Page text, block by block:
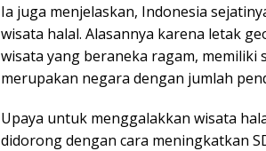
Ia juga menjelaskan, Indonesia
wisata halal. Alasannya karena letak
wisata yang beraneka ragam, memiliki
merupakan negara dengan jumlah
Upaya untuk menggalakkan wisata
didorong dengan cara meningkatkan